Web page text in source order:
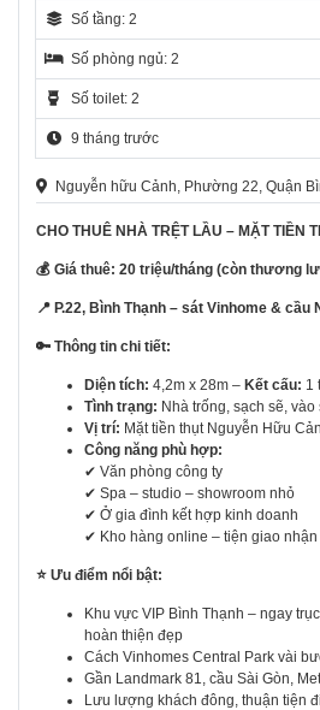
Số tầng: 2
Số phòng ngủ: 2
Số toilet: 2
9 tháng trước
Nguyễn hữu Cảnh, Phường 22, Quận
CHO THUÊ NHÀ TRỆT LẦU – MẶT TIỀN
💰 Giá thuê: 20 triệu/tháng (còn thương
📍 P.22, Bình Thạnh – sát Vinhome & cầu
🔑 Thông tin chi tiết:
Diện tích: 4,2m x 28m – Kết cấu: 1
Tình trạng: Nhà trống, sạch sẽ,
Vị trí: Mặt tiền thụt Nguyễn Hữu
Công năng phù hợp:
✔ Văn phòng công ty
✔ Spa – studio – showroom nhỏ
✔ Ở gia đình kết hợp kinh doanh
✔ Kho hàng online – tiện giao nhận
⭐ Ưu điểm nổi bật:
Khu vực VIP Bình Thạnh – ngay
hoàn thiện đẹp
Cách Vinhomes Central Park vài
Gần Landmark 81, cầu Sài Gòn,
Lưu lượng khách đông, thuận tiện